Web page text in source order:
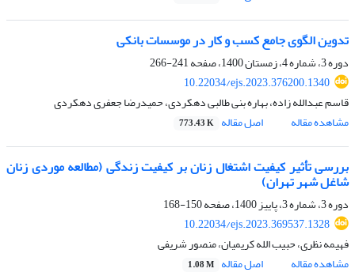
تدوین الگوی جامع کسب و کار در موسسات بانکی
دوره 3، شماره 4، زمستان 1400، صفحه
241-266
10.22034/ejs.2023.376200.1340
قاسم عبدالله زاده، بهاره بنی طالبی دهکردی، حمیدرضا جعفری دهکردی
مشاهده مقاله
اصل مقاله 773.43 K
بررسی تأثیر کیفیت اشتغال زنان بر کیفیت زندگی (مطالعه موردی زنان
شاغل شهر تهران)
دوره 3، شماره 3، پاییز 1400، صفحه
150-168
10.22034/ejs.2023.369537.1328
فهیمه نظری، حبیب الله کریمیان، منصور شریفی
مشاهده مقاله
اصل مقاله 1.08 M